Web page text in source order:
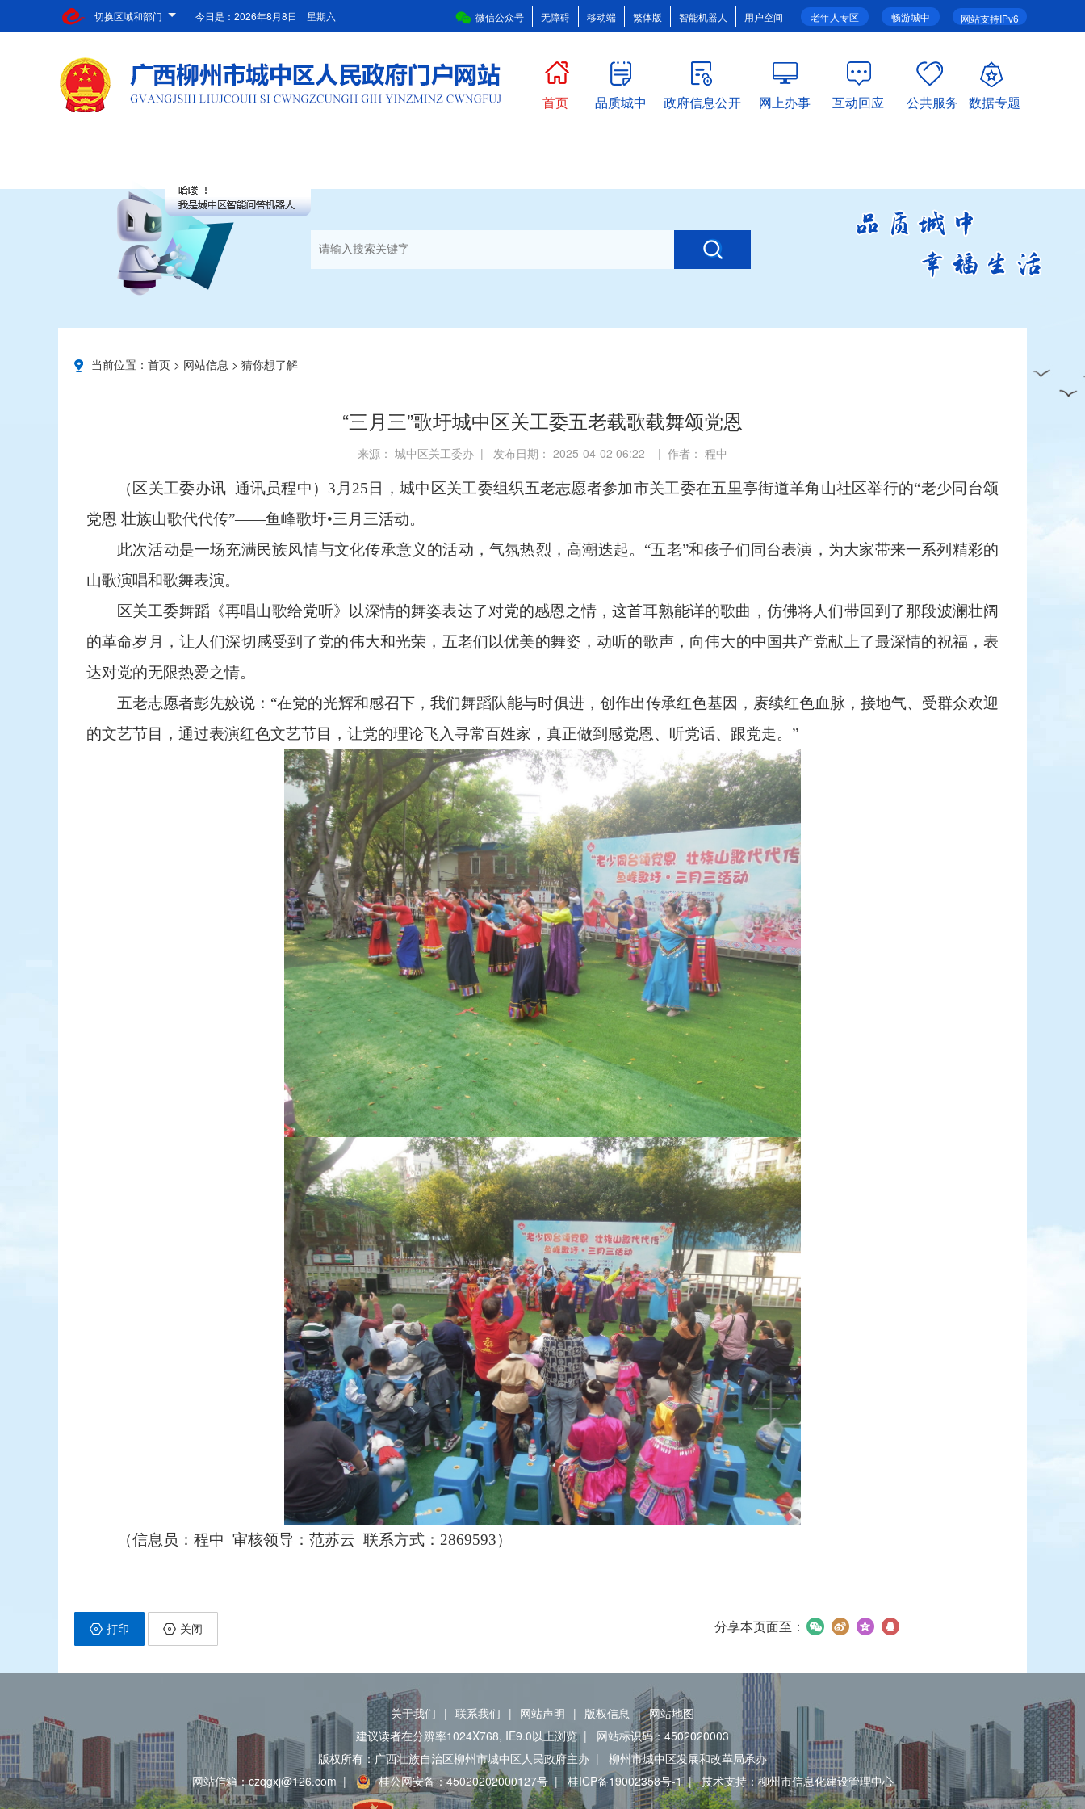
切换区域和部门 网站支持IPv6
畅游城中
老年人专区
微信公众号 无障碍 移动端 繁体版 智能机器人 用户空间
今日是： 2026年8月8日 星期六
首页 品质城中 政府信息公开 网上办事 互动回应 公共服务 数据专题
当前位置： 首页 > 网站信息 > 猜你想了解
“三月三”歌圩城中区关工委五老载歌载舞颂党恩
来源： 城中区关工委办 | 发布日期： 2025-04-02 06:22 | 作者： 程中
（区关工委办讯 通讯员程中）3月25日，城中区关工委组织五老志愿者参加市关工委在五里亭街道羊角山社区举行的“老少同台颂
党恩 壮族山歌代代传”——鱼峰歌圩•三月三活动。
此次活动是一场充满民族风情与文化传承意义的活动，气氛热烈，高潮迭起。“五老”和孩子们同台表演，为大家带来一系列精彩的
山歌演唱和歌舞表演。
区关工委舞蹈《再唱山歌给党听》以深情的舞姿表达了对党的感恩之情，这首耳熟能详的歌曲，仿佛将人们带回到了那段波澜壮阔
的革命岁月，让人们深切感受到了党的伟大和光荣，五老们以优美的舞姿，动听的歌声，向伟大的中国共产党献上了最深情的祝福，表
达对党的无限热爱之情。
五老志愿者彭先姣说：“在党的光辉和感召下，我们舞蹈队能与时俱进，创作出传承红色基因，赓续红色血脉，接地气、受群众欢迎
的文艺节目，通过表演红色文艺节目，让党的理论飞入寻常百姓家，真正做到感党恩、听党话、跟党走。”
（信息员：程中 审核领导：范苏云 联系方式：2869593）
打印 关闭 分享本页面至：
关于我们 | 联系我们 | 网站声明 | 版权信息 | 网站地图
建议读者在分辨率1024X768, IE9.0以上浏览 |
网站标识码：4502020003
版权所有：广西壮族自治区柳州市城中区人民政府主办 |
柳州市城中区发展和改革局承办
网站信箱：czqgxj@126.com | 桂公网安备：45020202000127号 | 桂ICP备19002358号-1 | 技术支持：柳州市信息化建设管理中心